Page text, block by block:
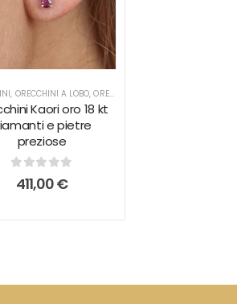
, ORECCHINI A LOBO,ORECCHINI MINIMAL
Kaori oro 18 kt
e pietre
preziose
out of 5
411,00€